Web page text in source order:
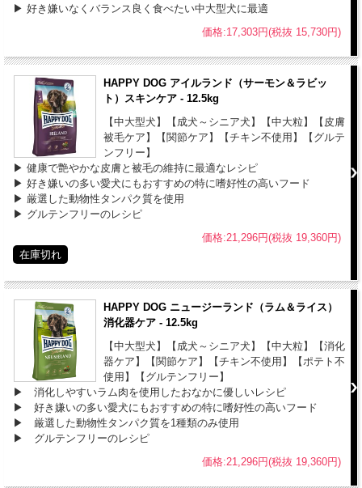
▶ 好き嫌いなくバランス良く食べたい中大型犬に最適
価格:17,303円(税抜 15,730円)
HAPPY DOG アイルランド（サーモン＆ラビッ
ト）スキンケア - 12.5kg
【中大型犬】【成犬～シニア犬】【中大粒】【皮膚
被毛ケア】【関節ケア】【チキン不使用】【グルテ
ンフリー】
▶ 健康で艶やかな皮膚と被毛の維持に最適なレシピ
▶ 好き嫌いの多い愛犬にもおすすめの特に嗜好性の高いフード
▶ 厳選した動物性タンパク質を使用
▶ グルテンフリーのレシピ
価格:21,296円(税抜 19,360円)
在庫切れ
HAPPY DOG ニュージーランド（ラム＆ライス）
消化器ケア - 12.5kg
【中大型犬】【成犬～シニア犬】【中大粒】【消化
器ケア】【関節ケア】【チキン不使用】【ポテト不
使用】【グルテンフリー】
▶ 消化しやすいラム肉を使用したおなかに優しいレシピ
▶ 好き嫌いの多い愛犬にもおすすめの特に嗜好性の高いフード
▶ 厳選した動物性タンパク質を1種類のみ使用
▶ グルテンフリーのレシピ
価格:21,296円(税抜 19,360円)